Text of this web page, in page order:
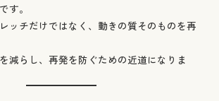
す。
ッチだけではなく、動きの質そのものを再
減らし、再発を防ぐための近道になりま